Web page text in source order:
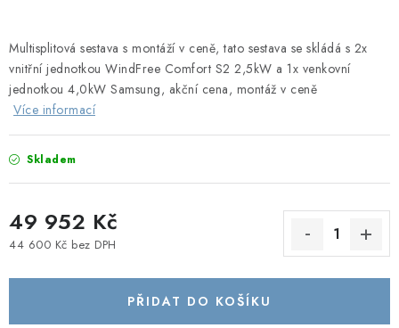
Multisplitová sestava s montáží v ceně, tato sestava se skládá s 2x
vnitřní jednotkou WindFree Comfort S2 2,5kW a 1x venkovní
jednotkou 4,0kW Samsung, akční cena, montáž v ceně
Více informací
Skladem
49 952 Kč
44 600 Kč bez DPH
PŘIDAT DO KOŠÍKU